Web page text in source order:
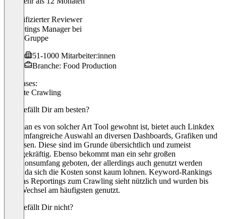
Verifizierter Reviewer
Marketings Managerbei
PHW-Gruppe
51-1000 Mitarbeiter:innen
Branche: Food Production
Use cases:
Website Crawling
Was gefällt Dir am besten?
Wie man es von solcher Art Tool gewohnt ist, bietet auch Linkdex
eine umfangreiche Auswahl an diversen Dashboards, Grafiken und
Analysen. Diese sind im Grunde übersichtlich und zumeist
aussagekräftig. Ebenso bekommt man ein sehr großen
Funktionsumfang geboten, der allerdings auch genutzt werden
sollte, da sich die Kosten sonst kaum lohnen. Keyword-Rankings
und das Reportings zum Crawling sieht nützlich und wurden bis
zum Wechsel am häufigsten genutzt.
Was gefällt Dir nicht?